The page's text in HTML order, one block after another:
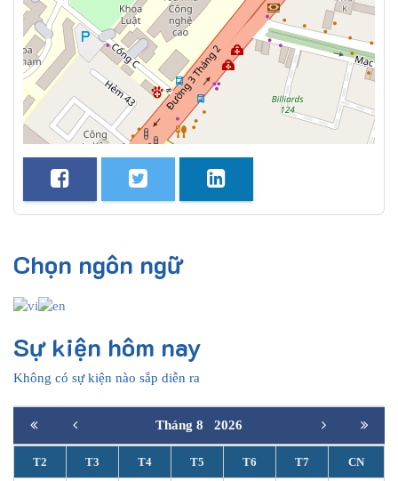
Chọn ngôn ngữ
Sự kiện hôm nay
Không có sự kiện nào sắp diễn ra
Tháng 8 2026
T2 T3 T4 T5 T6 T7
CN